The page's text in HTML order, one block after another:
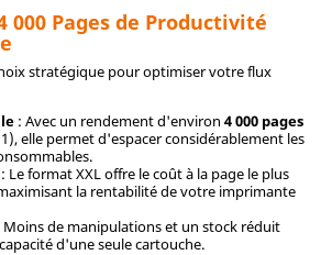
000 Pages de Productivité
stratégique pour optimiser votre flux
: Avec un rendement d'environ 4 000 pages
elle permet d'espacer considérablement les
Le format XXL offre le coût à la page le plus
la rentabilité de votre imprimante
de manipulations et un stock réduit
d'une seule cartouche.